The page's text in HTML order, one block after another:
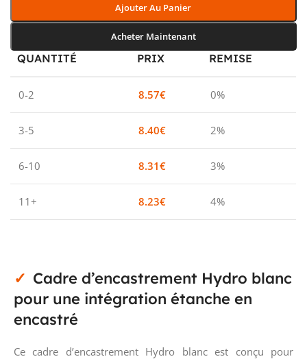
Ajouter Au Panier
Acheter Maintenant
QUANTITÉ PRIX REMISE
0-2 8.57€ 0%
3-5 8.40€ 2%
6-10 8.31€ 3%
11+ 8.23€ 4%
Cadre d’encastrement Hydro blanc
pour une intégration étanche en
encastré
Ce cadre d’encastrement Hydro blanc est conçu pour